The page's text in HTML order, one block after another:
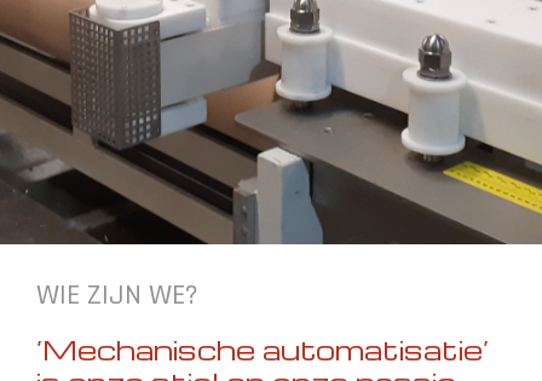
WIE ZIJN WE?
‘Mechanische automatisatie’